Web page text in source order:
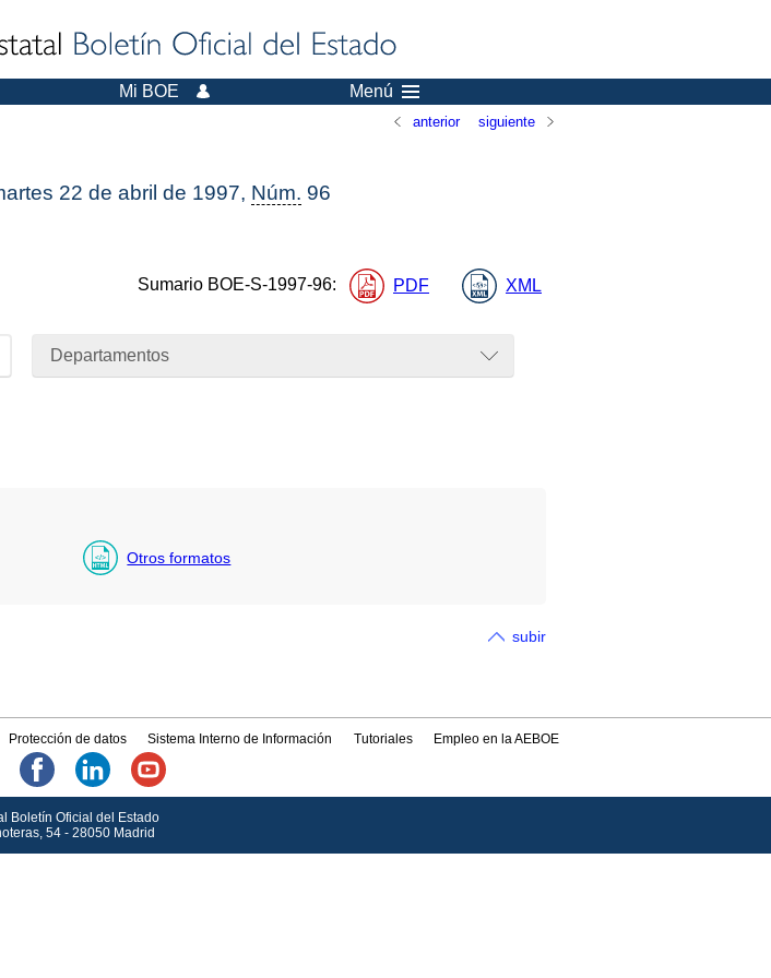
Mi BOE Menú
anterior siguiente
22 de abril de 1997, Núm. 96
Sumario BOE-S-1997-96: PDF XML
Departamentos
Otros formatos
subir
Protección de datos Sistema Interno de Información Tutoriales Empleo en la AEBOE
Boletín Oficial del Estado
54 - 28050 Madrid